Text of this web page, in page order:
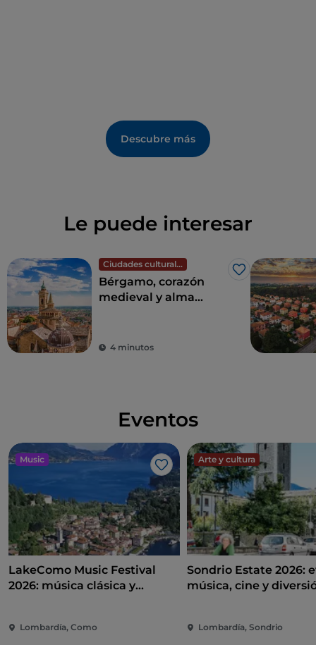
Descubre más
Le puede interesar
Ciudades culturales
Me gusta
Bérgamo, corazón
medieval y alma
4 minutos
Eventos
Music
Me gusta
LakeComo Music Festival
2026: música clásica y
Lombardía, Como
Arte y cultura
Sondrio Estate 2026:
música, cine y
Lombardía, Sondrio